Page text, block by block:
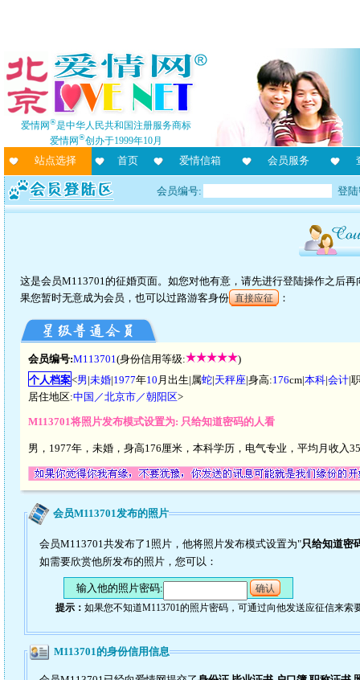
爱情网®是中华人民共和国注册服务商标
爱情网®创办于1999年10月
站点选择 首页 爱情信箱 会员服务
会员编号: 登
这是会员M113701的征婚页面。如您对他有意，请先进行登陆操作之后
果您暂时无意成为会员，也可以过路游客身份 直接应征 ：
会员编号:M113701(身份信用等级:
)
个人档案<男|未婚|1977年10 月出生|属蛇|天秤座|身高:176cm|本科|会计|
居住地区:中国／北京市／朝阳区>
M113701将照片发布模式设置为: 只给知道密码的人看
男，1977年，未婚，身高176厘米，本科学历，电气专业，平均月收
会员M113701发布的照片
会员M113701共发布了1照片，他将照片发布模式设置为"只给知道密
如需要欣赏他所发布的照片，您可以：
输入他的照片密码:
确认
提示： 如果您不知道M113701的照片密码，可通过向他发送应征信来索
M113701的身份信用信息